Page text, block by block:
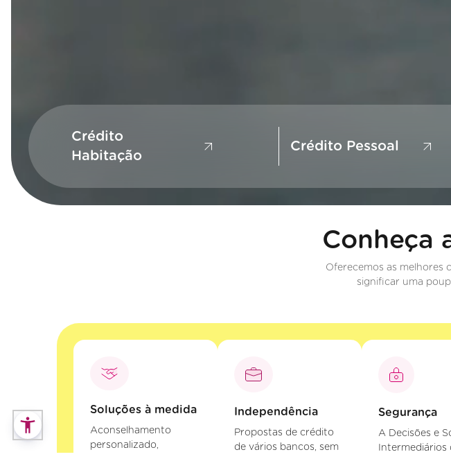
Crédito
Habitação
Crédito Pessoal
Conheça
Oferecemos as melhores
significar uma
Soluções à medida
Aconselhamento
personalizado,
Independência
Propostas de crédito
de vários bancos, sem
Segurança
A Decisões e
Intermediários